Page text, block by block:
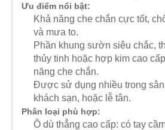
Ưu điểm nổi bật:
Khả năng che chắn cực tốt,
và mưa to.
Phần khung sườn siêu chắc,
thủy tinh hoặc hợp kim cao
năng che chắn.
Được sử dụng nhiều trong
khách sạn, hoặc lễ tân.
Phân loại phù hợp:
Ô dù thẳng cao cấp: có tay